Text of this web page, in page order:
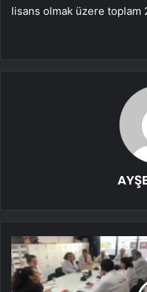
lisans olmak üzere toplam